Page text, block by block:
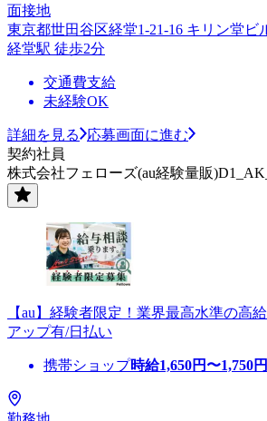
面接地
東京都世田谷区経堂1-21-16 キリン堂ビ
経堂駅 徒歩2分
交通費支給
未経験OK
詳細を見る
応募画面に進む
契約社員
株式会社フェローズ(au経験量販
【au】経験者限定！業界最高水準の高
アップ有/日払い
携帯ショップ時給1,650円〜1,750円